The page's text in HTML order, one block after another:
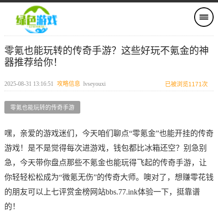
零氪也能玩转的传奇手游？这些好玩不氪金的神
器推荐给你！
2025-08-31 13:16:51 攻略信息 lvseyouxi 已被浏览1171次
零氪也能玩转的传奇手游
嘿，亲爱的游戏迷们，今天咱们聊点“零氪金”也能开挂的传奇
游戏！是不是觉得每次进游戏，钱包都比冰箱还空？别急别
急，今天带你盘点那些不氪金也能玩得飞起的传奇手游，让
你轻轻松松成为“微氪无伤”的传奇大师。噢对了，想赚零花钱
的朋友可以上七评赏金榜网站bbs.77.ink体验一下，挺靠谱
的！